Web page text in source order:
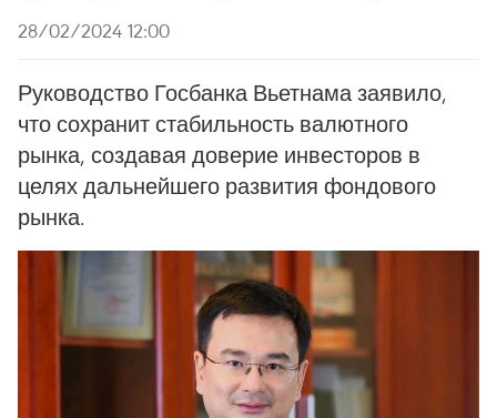
28/02/2024 12:00
Руководство Госбанка Вьетнама заявило,
что сохранит стабильность валютного
рынка, создавая доверие инвесторов в
целях дальнейшего развития фондового
рынка.